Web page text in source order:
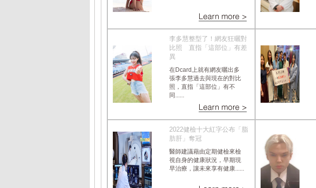
李多慧整型了！網友狂曬對
比照 直指「這部位」有差
異
在Dcard上就有網友曬出多
張李多慧過去與現在的對比
照，直指「這部位」有不
同......
2022健檢十大紅字公布「脂
肪肝」奪冠
醫師建議藉由定期健檢來檢
視自身的健康狀況，早期現
早治療，讓未來享有健康......